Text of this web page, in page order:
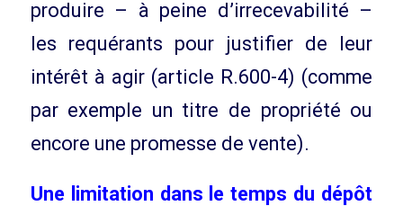
produire – à peine d’irrecevabilité –
les requérants pour justifier de leur
intérêt à agir (article R.600-4) (comme
par exemple un titre de propriété ou
encore une promesse de vente).
Une limitation dans le temps du dépôt